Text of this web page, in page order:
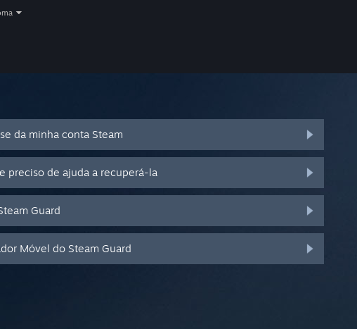
da minha conta Steam
preciso de ajuda a recuperá-la
Guard
Móvel do Steam Guard